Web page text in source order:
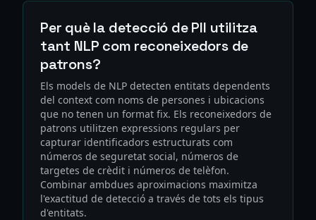
Per què la detecció de PII utilitza
tant NLP com reconeixedors de
patrons?
Els models de NLP detecten entitats dependents
del context com noms de persones i ubicacions
que no tenen un format fix. Els reconeixedors de
patrons utilitzen expressions regulars per
capturar identificadors estructurats com
números de seguretat social, números de
targetes de crèdit i números de telèfon.
Combinar ambdues aproximacions maximitza
l'exactitud de detecció a través de tots els tipus
d'entitats.